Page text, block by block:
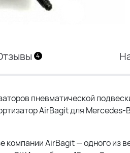
4
пневматической
AirBagit для Mercedes-
компании AirBagit — одного из